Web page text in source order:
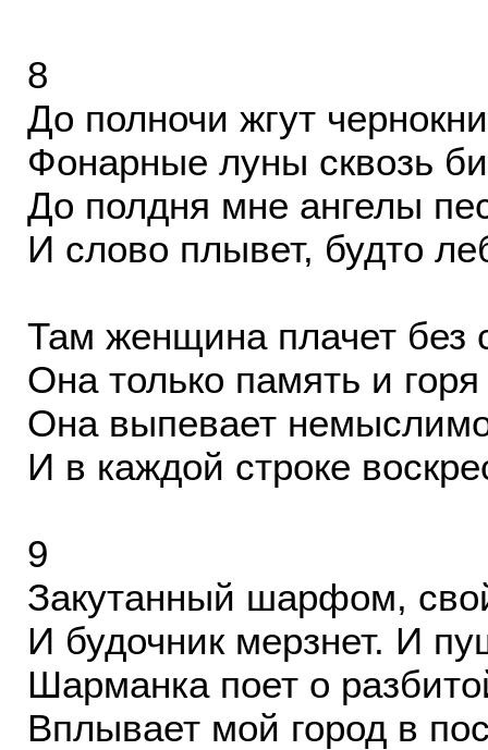
8
До полночи жгут
Фонарные луны сквозь
До полдня мне ангелы
И слово плывет, будто
Там женщина плачет без
Она только память и
Она выпевает
И в каждой строке
9
Закутанный шарфом,
И будочник мерзнет. И
Шарманка поет о
Вплывает мой город в